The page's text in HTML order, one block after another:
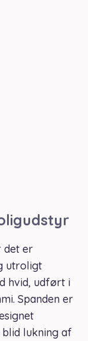
det er
utroligt
hvid, udført i
Spanden er
lukning af